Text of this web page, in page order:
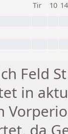
Tir 10
Feld
in
da